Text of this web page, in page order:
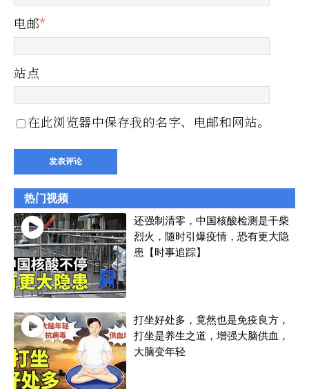
电邮*
站点
在此浏览器中保存我的名字、电邮和网站。
热门视频
还强制清零，中国核酸检测是干柴
烈火，随时引爆疫情，恐有更大隐
患【时事追踪】
打坐好处多，竟然也是免疫良方，
打坐是养生之道，增强大脑供血，
大脑变年轻